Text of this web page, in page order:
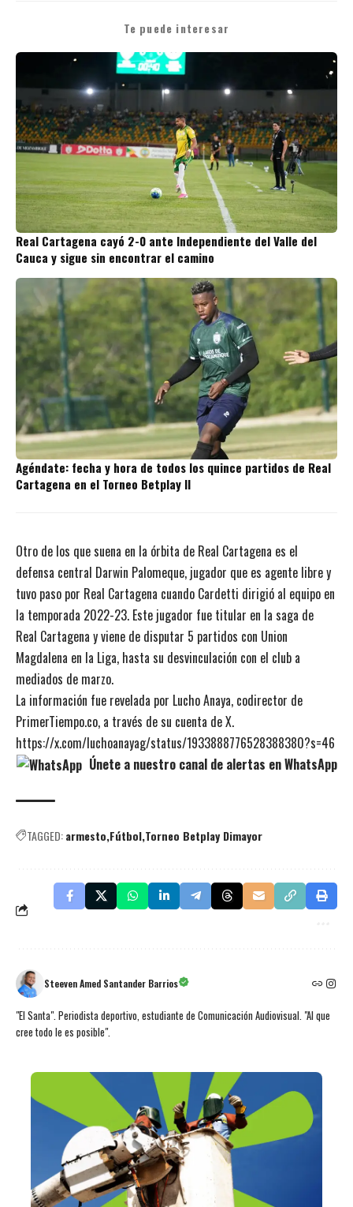
Te puede interesar
Real Cartagena cayó 2-0 ante Independiente del Valle del
Cauca y sigue sin encontrar el camino
Agéndate: fecha y hora de todos los quince partidos de Real
Cartagena en el Torneo Betplay II
Otro de los que suena en la órbita de Real Cartagena es el
defensa central Darwin Palomeque, jugador que es agente libre y
tuvo paso por Real Cartagena cuando Cardetti dirigió al equipo en
la temporada 2022-23. Este jugador fue titular en la saga de
Real Cartagena y viene de disputar 5 partidos con Union
Magdalena en la Liga, hasta su desvinculación con el club a
mediados de marzo.
La información fue revelada por Lucho Anaya, codirector de
PrimerTiempo.co, a través de su cuenta de X.
https://x.com/luchoanayag/status/1933888776528388380?s=46
Únete a nuestro canal de alertas en WhatsApp
TAGGED:armesto Fútbol Torneo Betplay Dimayor
Steeven Amed Santander Barrios
"El Santa". Periodista deportivo, estudiante de Comunicación Audiovisual. "Al que
cree todo le es posible".